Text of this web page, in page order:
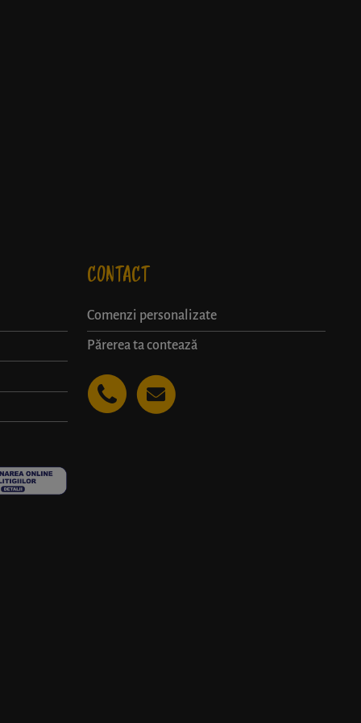
CONTACT
Comenzi personalizate
Părerea ta contează